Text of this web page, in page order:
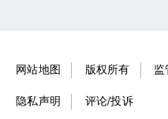
网站地图 版权所有 监
隐私声明 评论/投诉